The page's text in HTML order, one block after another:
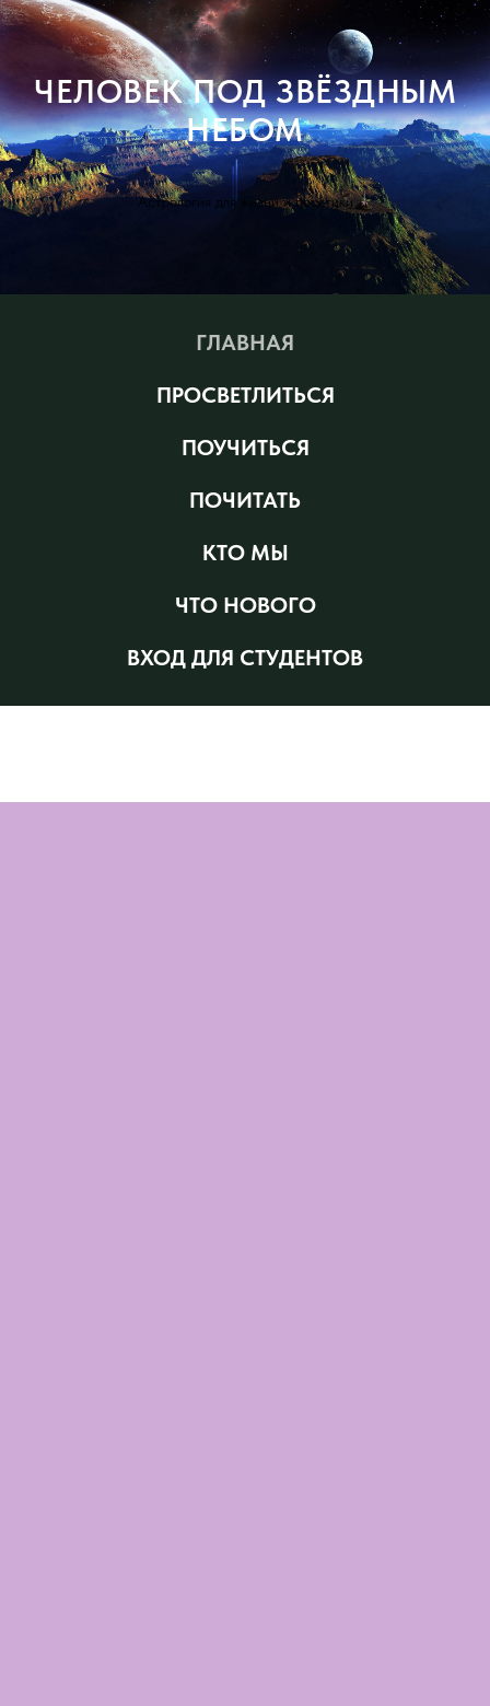
ЧЕЛОВЕК ПОД ЗВЁЗДНЫМ
НЕБОМ
Астрология для жизни и практики
ГЛАВНАЯ
ПРОСВЕТЛИТЬСЯ
ПОУЧИТЬСЯ
ПОЧИТАТЬ
КТО МЫ
ЧТО НОВОГО
ВХОД ДЛЯ СТУДЕНТОВ